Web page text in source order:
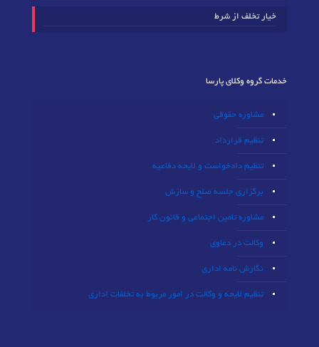
خیار تخلف از شرط
خدمات گروه وکلای پارسا
مشاوره حقوقی
تنظیم قرارداد
تنظیم دادخواست و لایحه دفاعیه
برگزاری جلسه صلح و سازش
مشاوره تامین اجتماعی و قانون کار
وکالت در دعاوی
نگارش نامه اداری
تنظیم لایحه و وکالت در امور مربوط به تخلفات اداری